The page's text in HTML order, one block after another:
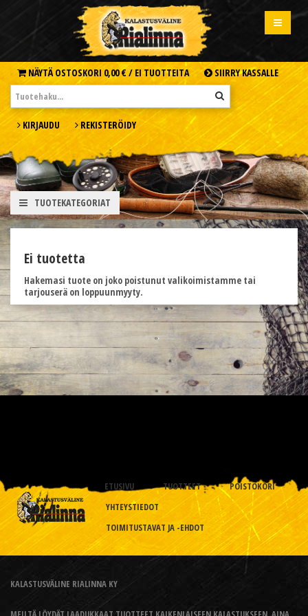
NÄYTÄ OSTOSKORI 0,00 € / EI TUOTTEITA SIIRRY KASSALLE
KIRJAUDU REKISTERÖIDY
TUOTEKATEGORIAT
Ei tuotetta
Hakemasi tuote on joko poistunut valikoimistamme tai
tarjouserä on loppuunmyyty.
ETUSIVU TUOTTEET
POISTOKORI
YHTEYSTIEDOT
TOIMITUSTAVAT JA -EHDOT
KALASTUSVÄLINE RIALINNA KY